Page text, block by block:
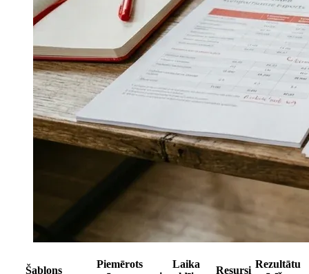
Šablons
Piemērots
Laika
Resursi
Rezultātu